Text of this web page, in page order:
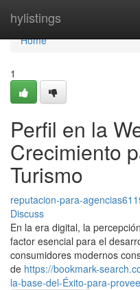
hylistings
Home
Home
1
Perfil en la
Crecimiento
Turismo
reputacion-para-
Discuss
En la era digital, la
factor esencial para el
consumidores modernos
de https://bookmark-
la-base-del-Éxito-para-